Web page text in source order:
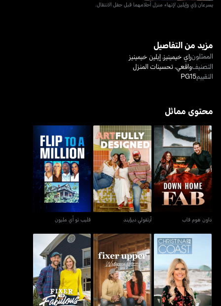
يسرعان راي وإيلين لإنهاء منزل أحلامهما قبل حفل الانتقال.
مزيد من التفاصيل
الممثلونراي خيمينيز، إيلين خيمينيز
التصنيفواقعي،تحسينات المنزل
التقييمPG15
محتوى مماثل
داون هوم فاب
داون هوم فاب
آرتفولي ديزايند
آرتفولي ديزايند
فليب تو أي مليون
فليب تو أي مليون
كريستينا أون ذا كوست فيكسر أبر: ويلكم هوم فيكسر تو فابيوليس